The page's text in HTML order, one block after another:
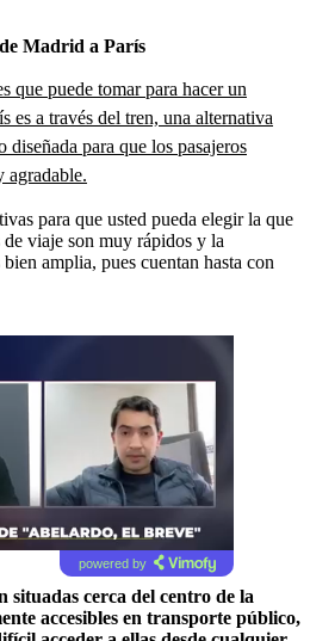
Madrid a París
que puede tomar para hacer un
es a través del tren, una alternativa
para que los pasajeros
agradable.
para que usted pueda elegir la que
viaje son muy rápidos y la
amplia, pues cuentan hasta con
powered by
situadas cerca del centro de la
accesibles en transporte público,